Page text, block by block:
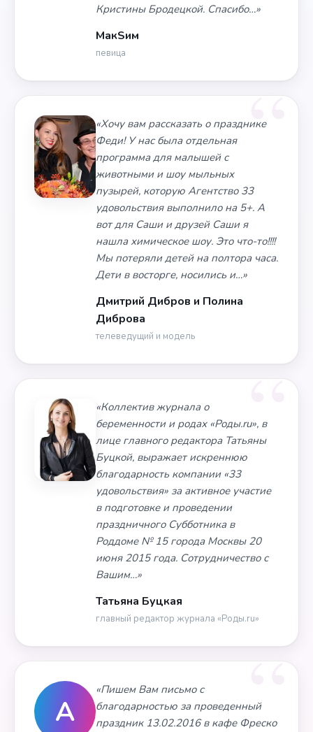
Кристины Бродецкой. Спасибо…»
МакSим
певица
«Хочу вам рассказать о празднике
Феди! У нас была отдельная
программа для малышей с
животными и шоу мыльных
пузырей, которую Агентство 33
удовольствия выполнило на 5+. А
вот для Саши и друзей Саши я
нашла химическое шоу. Это что-то!!!!
Мы потеряли детей на полтора часа.
Дети в восторге, носились и…»
Дмитрий Дибров и Полина
Диброва
телеведущий и модель
«Коллектив журнала о
беременности и родах «Роды.ru», в
лице главного редактора Татьяны
Буцкой, выражает искреннюю
благодарность компании «33
удовольствия» за активное участие
в подготовке и проведении
праздничного Субботника в
Роддоме № 15 города Москвы 20
июня 2015 года. Сотрудничество с
Вашим…»
Татьяна Буцкая
главный редактор журнала «Роды.ru»
А
«Пишем Вам письмо с
благодарностью за проведенный
праздник 13.02.2016 в кафе Фреско